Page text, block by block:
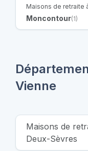
Maisons de retraite
Moncontour(1)
Vienne
Maisons de
Deux-Sèvres